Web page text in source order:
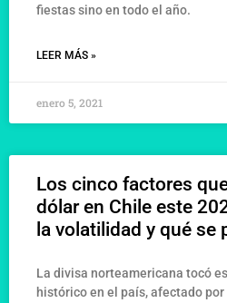
fiestas sino en todo el año.
LEER MÁS »
enero 5, 2021
Los cinco factores
dólar en Chile este
la volatilidad y qué se
La divisa norteamericana tocó
histórico en el país, afectado